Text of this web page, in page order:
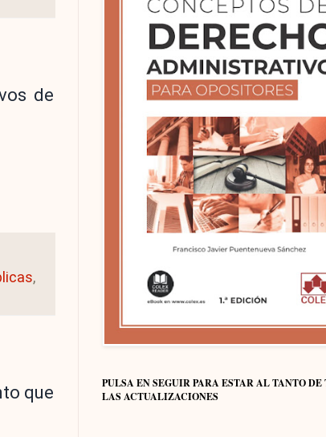
de
,
que
PULSA EN SEGUIR PARA ESTAR AL TANTO DE
LAS ACTUALIZACIONES